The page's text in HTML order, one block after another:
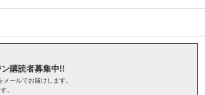
購読者募集中!!
ールでお届けします。
。